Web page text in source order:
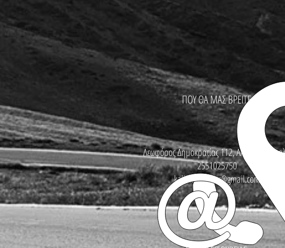
ΠΟΥ ΘΑ ΜΑΣ ΒΡΕΙΤΕ
Λεωφόρος Δημοκρατίας 112,
2551025750
kallinikosbikes@gmail.com